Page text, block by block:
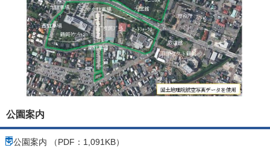
公園案内
公園案内 （PDF：1,091KB）